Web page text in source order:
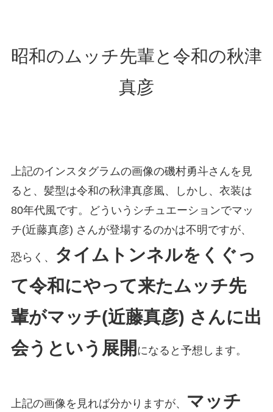
昭和のムッチ先輩と令和の秋津
真彦
上記のインスタグラムの画像の磯村勇斗さんを見
ると、髪型は令和の秋津真彦風、しかし、衣装は
80年代風です。どういうシチュエーションでマッ
チ(近藤真彦) さんが登場するのかは不明ですが、
恐らく、
タイムトンネルをくぐっ
て令和にやって来たムッチ先
輩がマッチ(近藤真彦) さんに出
会うという展開 になると予想します。
上記の画像を見れば分かりますが、
マッチ